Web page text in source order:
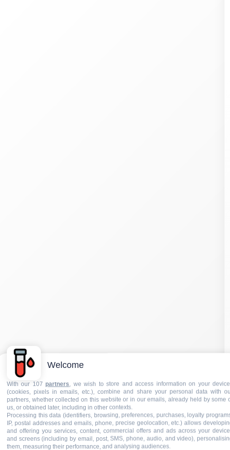
"set detailed preferences" and object to processing activities not subject to consent.
These choices remain valid for 6 months.
Set your choices Accept all